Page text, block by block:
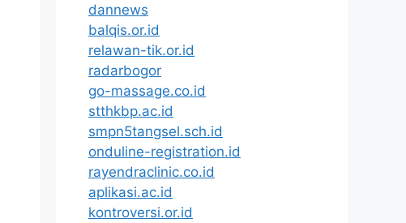
dannews
balqis.or.id
relawan-tik.or.id
radarbogor
go-massage.co.id
stthkbp.ac.id
smpn5tangsel.sch.id
onduline-registration.id
rayendraclinic.co.id
aplikasi.ac.id
kontroversi.or.id